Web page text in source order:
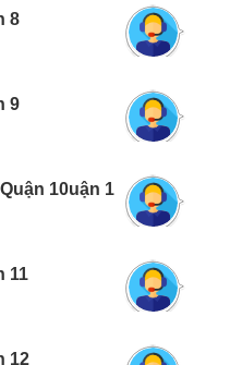
8
9
10uận 1
11
12